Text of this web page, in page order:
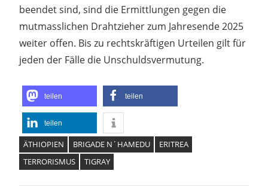
beendet sind, sind die Ermittlungen gegen die
mutmasslichen Drahtzieher zum Jahresende 2025
weiter offen. Bis zu rechtskräftigen Urteilen gilt für
jeden der Fälle die Unschuldsvermutung.
teilen teilen
teilen
ÄTHIOPIEN BRIGADE N´HAMEDU
ERITREA
TERRORISMUS
TIGRAY